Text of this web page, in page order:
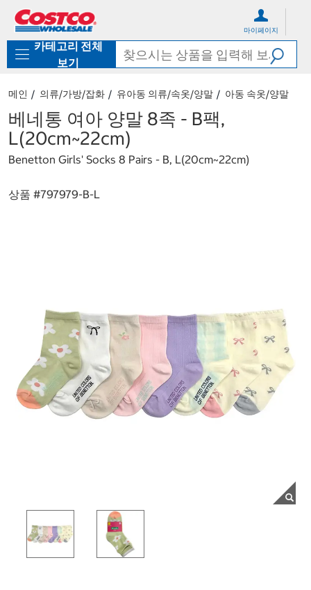
로
기
가
마이페이지
카테고리 전체
보기
메인 의류/가방/잡화 유아동 의류/속옷/양말 아동 속옷/양말
베네통 여아 양말 8족 - B팩,
L(20cm~22cm)
Benetton Girls' Socks 8 Pairs - B, L(20cm~22cm)
상품 #797979-B-L